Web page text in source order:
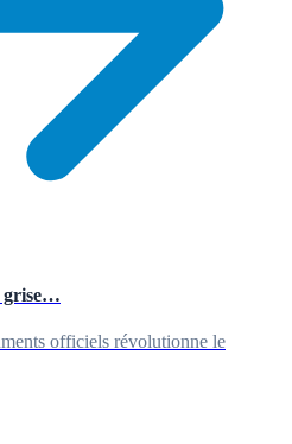
grise…
officiels révolutionne le